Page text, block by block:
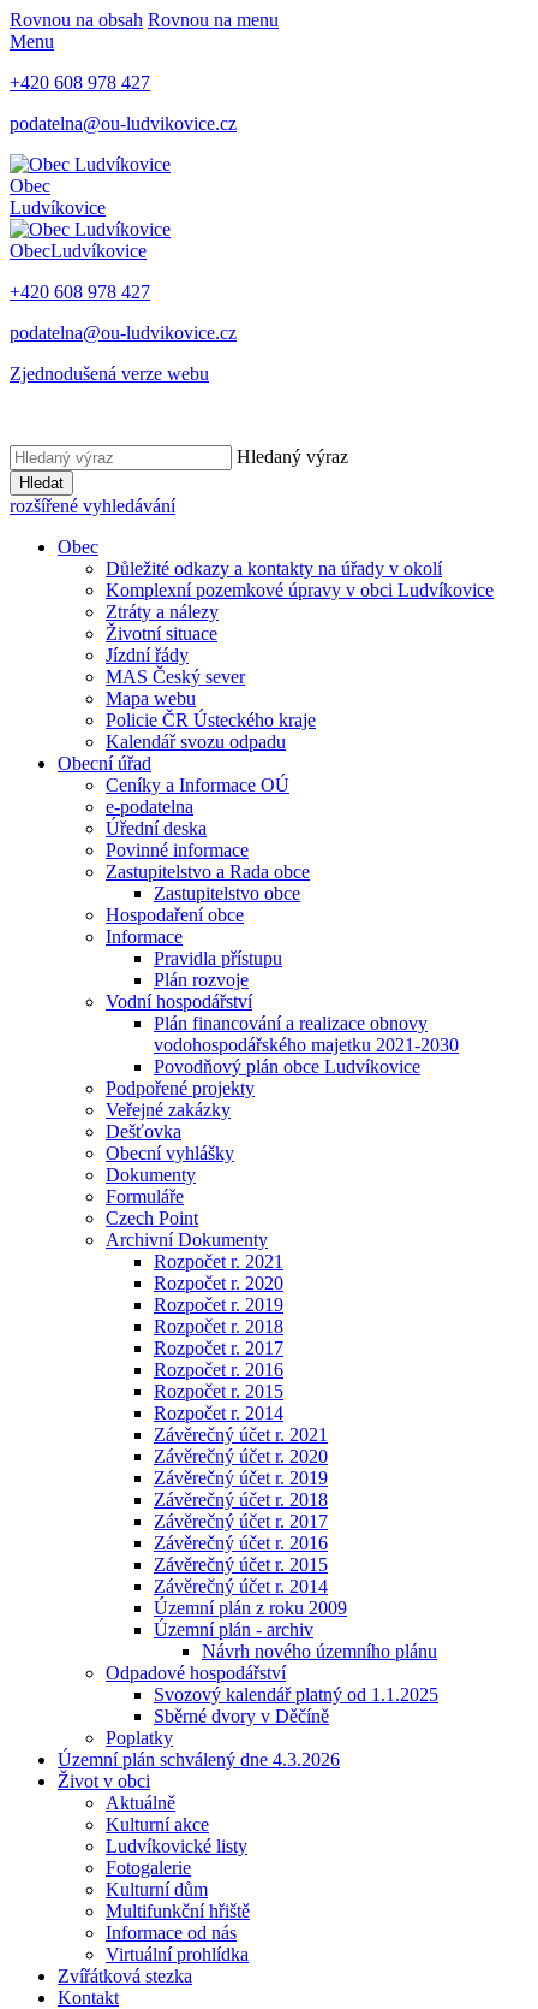
Rovnou na obsah Rovnou na menu
Menu
+420 608 978 427
podatelna@ou-ludvikovice.cz
Obec
Ludvíkovice
ObecLudvíkovice
+420 608 978 427
podatelna@ou-ludvikovice.cz
Zjednodušená verze webu
Hledaný výraz
Hledat
rozšířené vyhledávání
Obec
Důležité odkazy a kontakty na úřady v okolí
Komplexní pozemkové úpravy v obci Ludvíkovice
Ztráty a nálezy
Životní situace
Jízdní řády
MAS Český sever
Mapa webu
Policie ČR Ústeckého kraje
Kalendář svozu odpadu
Obecní úřad
Ceníky a Informace OÚ
e-podatelna
Úřední deska
Povinné informace
Zastupitelstvo a Rada obce
Zastupitelstvo obce
Hospodaření obce
Informace
Pravidla přístupu
Plán rozvoje
Vodní hospodářství
Plán financování a realizace obnovy
vodohospodářského majetku 2021-2030
Povodňový plán obce Ludvíkovice
Podpořené projekty
Veřejné zakázky
Dešťovka
Obecní vyhlášky
Dokumenty
Formuláře
Czech Point
Archivní Dokumenty
Rozpočet r. 2021
Rozpočet r. 2020
Rozpočet r. 2019
Rozpočet r. 2018
Rozpočet r. 2017
Rozpočet r. 2016
Rozpočet r. 2015
Rozpočet r. 2014
Závěrečný účet r. 2021
Závěrečný účet r. 2020
Závěrečný účet r. 2019
Závěrečný účet r. 2018
Závěrečný účet r. 2017
Závěrečný účet r. 2016
Závěrečný účet r. 2015
Závěrečný účet r. 2014
Územní plán z roku 2009
Územní plán - archiv
Návrh nového územního plánu
Odpadové hospodářství
Svozový kalendář platný od 1.1.2025
Sběrné dvory v Děčíně
Poplatky
Územní plán schválený dne 4.3.2026
Život v obci
Aktuálně
Kulturní akce
Ludvíkovické listy
Fotogalerie
Kulturní dům
Multifunkční hřiště
Informace od nás
Virtuální prohlídka
Zvířátková stezka
Kontakt